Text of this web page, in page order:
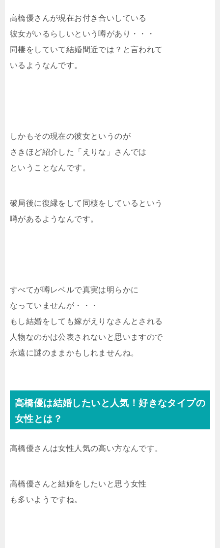
高橋優さんが現在お付き合いしている
彼女がいるらしいという噂があり・・・
同棲をしていて結婚間近では？と言われて
いるようなんです。
しかもその現在の彼女というのが
さきほど紹介した「えりな」さんでは
ということなんです。
破局後に復縁をして同棲をしているという
噂があるようなんです。
すべてが噂レベルで真実は明らかに
なっていませんが・・・
もし結婚をしても嫁がえりなさんとされる
人物なのかは公表されないと思いますので
永遠に謎のままかもしれませんね。
高橋優は結婚したいと人気！好きなタイプの
女性とは？
高橋優さんは女性人気の高い方なんです。
高橋優さんと結婚をしたいと思う女性
も多いようですね。